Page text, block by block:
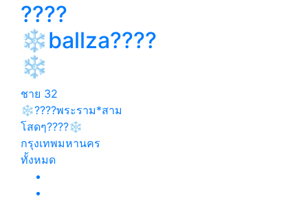
????
❄️ballza????
❄️
ชาย 32
❄️????พระราม*สาม
โสดๆ????❄️
กรุงเทพมหานคร
ทั้งหมด